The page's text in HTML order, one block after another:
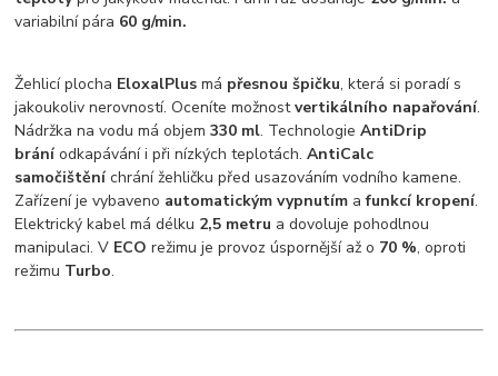
variabilní pára 60 g/min.
Žehlicí plocha EloxalPlus má přesnou špičku, která si poradí s
jakoukoliv nerovností. Oceníte možnostvertikálního napařování.
Nádržka na vodu má objem330 ml. TechnologieAntiDrip
bráníodkapávání i při nízkých teplotách.AntiCalc
samočištěníchrání žehličku před usazováním vodního kamene.
Zařízení je vybaveno automatickým vypnutím afunkcí kropení.
Elektrický kabel má délku 2,5 metru a dovoluje pohodlnou
manipulaci. V ECO režimu je provoz úspornější až o 70 %, oproti
režimu Turbo.